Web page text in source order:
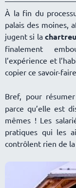
À la fin du
palais des moines,
jugent si la
finalement
l’expérience et
copier ce savoir-
Bref, pour
parce qu’elle est
mêmes ! Les
pratiques qui les
contrôlent rien de